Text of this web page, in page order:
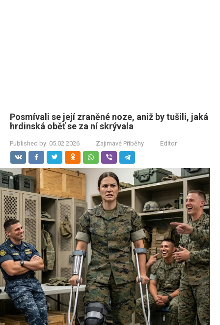
Posmívali se její zraněné noze, aniž by tušili, jaká
hrdinská oběť se za ní skrývala
Published by: 05.02.2026 Zajímavé Příběhy Editor